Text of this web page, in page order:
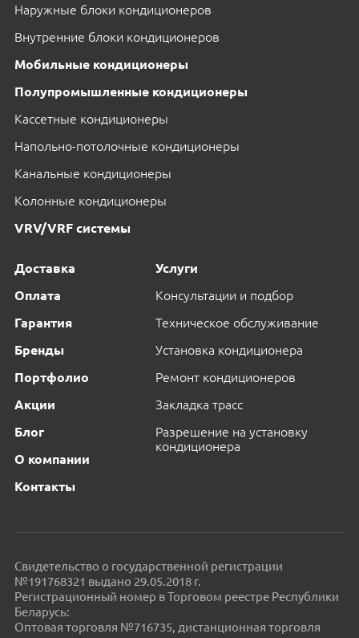
Наружные блоки кондиционеров
Внутренние блоки кондиционеров
Мобильные кондиционеры
Полупромышленные кондиционеры
Кассетные кондиционеры
Напольно-потолочные кондиционеры
Канальные кондиционеры
Колонные кондиционеры
VRV/VRF системы
Доставка
Оплата
Гарантия
Бренды
Портфолио
Акции
Блог
О компании
Контакты
Услуги
Консультации и подбор
Техническое обслуживание
Установка кондиционера
Ремонт кондиционеров
Закладка трасс
Разрешение на установку
кондиционера
Свидетельство о государственной регистрации
№191768321 выдано 29.05.2018 г.
Регистрационный номер в Торговом реестре Республики
Беларусь:
Оптовая торговля №716735, дистанционная торговля